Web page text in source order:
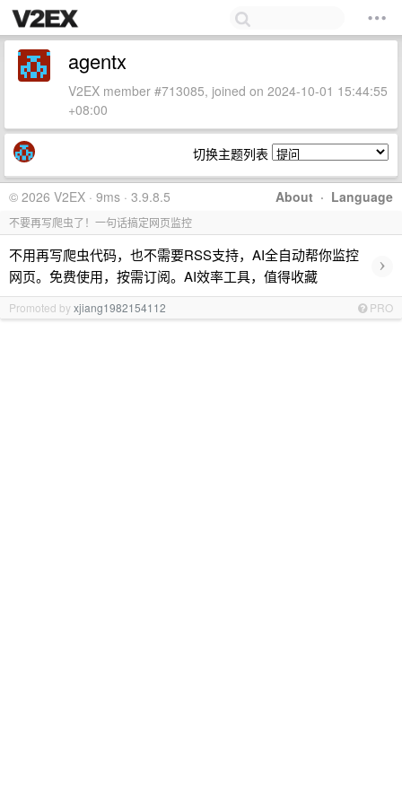
agentx
V2EX member #713085, joined on 2024-10-01 15:44:55
+08:00
切换主题列表
About · Language
© 2026 V2EX · 9ms · 3.9.8.5
不要再写爬虫了！一句话搞定网页监控
不用再写爬虫代码，也不需要RSS支持，AI全自动帮你监控
网页。免费使用，按需订阅。AI效率工具，值得收藏
›
Promoted byxjiang1982154112 PRO